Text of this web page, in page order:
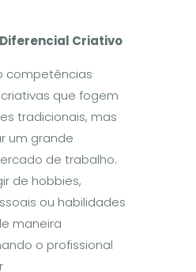
Criativo
competências
que fogem
tradicionais, mas
um grande
de trabalho.
de hobbies,
ou habilidades
maneira
o profissional